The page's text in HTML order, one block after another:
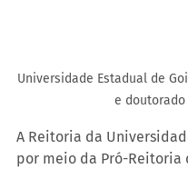
Universidade Estadual de
e doutorado
A Reitoria da
por meio da Pró-Reitoria